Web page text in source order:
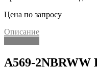
Цена по запросу
Описание
A569-